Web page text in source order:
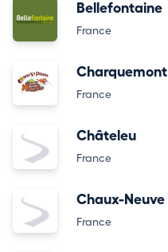
Bellefontaine
France
Charquemont
France
Châteleu
France
Chaux-Neuve
France